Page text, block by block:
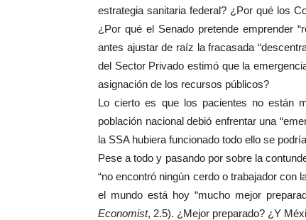
estrategia sanitaria federal? ¿Por qué los
¿Por qué el Senado pretende emprender
antes ajustar de raíz la fracasada
del Sector Privado estimó que la
asignación de los recursos públicos?
Lo cierto es que los pacientes no están
población nacional debió enfrentar una
la SSA hubiera funcionado todo ello se
Pese a todo y pasando por sobre la
“no encontró ningún cerdo o trabajador con
el mundo está hoy “mucho mejor
Economist, 2.5). ¿Mejor preparado? ¿Y